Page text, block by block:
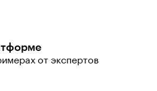
от экспертов